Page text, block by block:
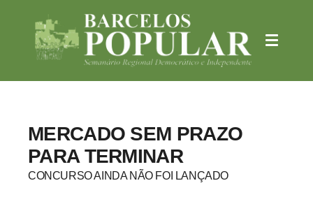
MERCADO SEM PRAZO
PARA TERMINAR
CONCURSO AINDA NÃO FOI LANÇADO